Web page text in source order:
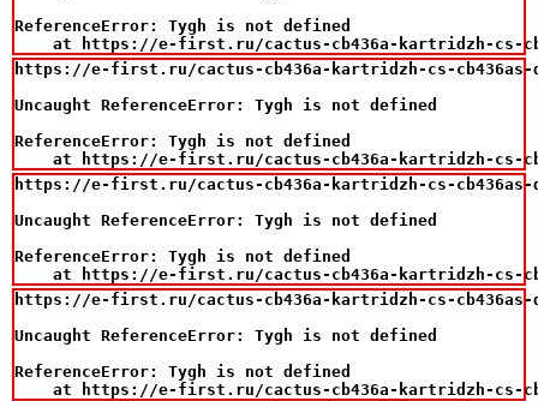
ReferenceError: Tygh is not defined
at https://e-first.ru/cactus-cb436a-kartridzh-
https://e-first.ru/cactus-cb436a-kartridzh-cs-cb436as-
Uncaught ReferenceError: Tygh is not defined
ReferenceError: Tygh is not defined
at https://e-first.ru/cactus-cb436a-kartridzh-
https://e-first.ru/cactus-cb436a-kartridzh-cs-cb436as-
Uncaught ReferenceError: Tygh is not defined
ReferenceError: Tygh is not defined
at https://e-first.ru/cactus-cb436a-kartridzh-
https://e-first.ru/cactus-cb436a-kartridzh-cs-cb436as-
Uncaught ReferenceError: Tygh is not defined
ReferenceError: Tygh is not defined
at https://e-first.ru/cactus-cb436a-kartridzh-